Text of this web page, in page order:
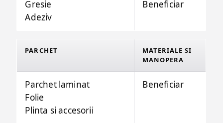
Gresie
Adeziv
Beneficiar
PARCHET
MATERIALE SI
MANOPERA
Parchet laminat
Folie
Plinta si accesorii
Beneficiar